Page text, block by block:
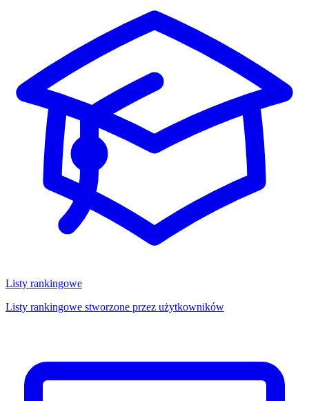
Listy rankingowe
Listy rankingowe stworzone przez użytkowników